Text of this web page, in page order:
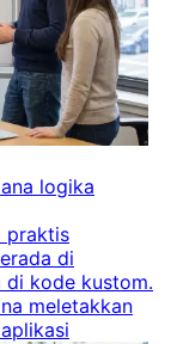
logika
praktis
di
di kode kustom.
meletakkan